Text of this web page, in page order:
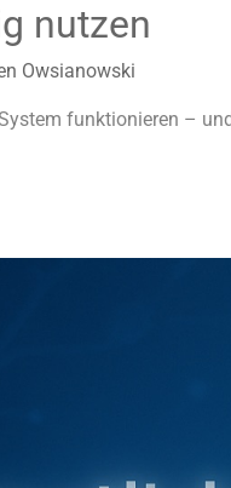
nutzen
Owsianowski
funktionieren –